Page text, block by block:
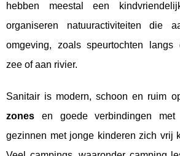
hebben meestal een
organiseren natuuractiviteiten die
omgeving, zoals speurtochten langs
zee of aan rivier.
Sanitair is modern, schoon en ruim
zones en goede verbindingen
gezinnen met jonge kinderen zich vrij